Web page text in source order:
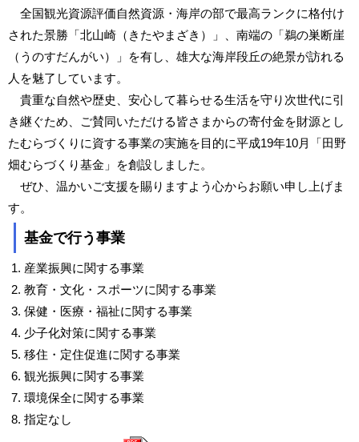
全国観光資源評価自然資源・海岸の部で最高ランクに格付け
された景勝「北山崎（きたやまざき）」、南端の「鵜の巣断崖
（うのすだんがい）」を有し、雄大な海岸段丘の絶景が訪れる
人を魅了しています。
貴重な自然や歴史、安心して暮らせる生活を守り次世代に引
き継ぐため、ご賛同いただける皆さまからの寄付金を財源とし
たむらづくりに資する事業の実施を目的に平成19年10月「田野
畑むらづくり基金」を創設しました。
ぜひ、温かいご支援を賜りますよう心からお願い申し上げま
す。
基金で行う事業
産業振興に関する事業
教育・文化・スポーツに関する事業
保健・医療・福祉に関する事業
少子化対策に関する事業
移住・定住促進に関する事業
観光振興に関する事業
環境保全に関する事業
指定なし